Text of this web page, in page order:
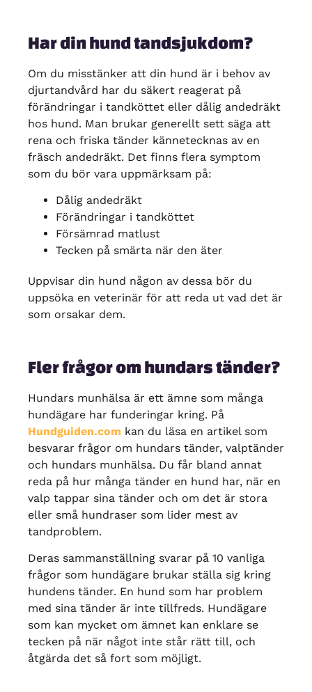
Har din hund tandsjukdom?
Om du misstänker att din hund är i behov av
djurtandvård har du säkert reagerat på
förändringar i tandköttet eller dålig andedräkt
hos hund. Man brukar generellt sett säga att
rena och friska tänder kännetecknas av en
fräsch andedräkt. Det finns flera symptom
som du bör vara uppmärksam på:
Dålig andedräkt
Förändringar i tandköttet
Försämrad matlust
Tecken på smärta när den äter
Uppvisar din hund någon av dessa bör du
uppsöka en veterinär för att reda ut vad det är
som orsakar dem.
Fler frågor om hundars tänder?
Hundars munhälsa är ett ämne som många
hundägare har funderingar kring. På
Hundguiden.com kan du läsa en artikel som
besvarar frågor om hundars tänder, valptänder
och hundars munhälsa. Du får bland annat
reda på hur många tänder en hund har, när en
valp tappar sina tänder och om det är stora
eller små hundraser som lider mest av
tandproblem.
Deras sammanställning svarar på 10 vanliga
frågor som hundägare brukar ställa sig kring
hundens tänder. En hund som har problem
med sina tänder är inte tillfreds. Hundägare
som kan mycket om ämnet kan enklare se
tecken på när något inte står rätt till, och
åtgärda det så fort som möjligt.